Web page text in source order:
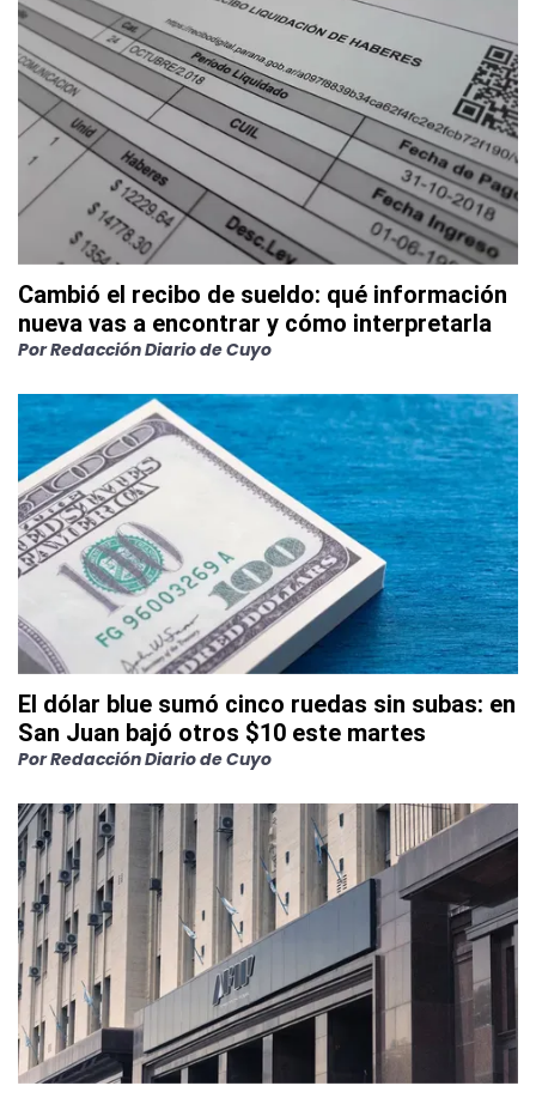
Cambió el recibo de sueldo: qué información
nueva vas a encontrar y cómo interpretarla
PorRedacción Diario de Cuyo
El dólar blue sumó cinco ruedas sin subas: en
San Juan bajó otros $10 este martes
PorRedacción Diario de Cuyo